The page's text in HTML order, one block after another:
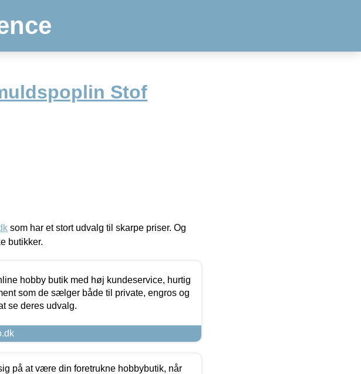
Stof
som har et stort udvalg til skarpe priser. Og
butikker.
hobby butik med høj kundeservice, hurtig
som de sælger både til private, engros og
se deres udvalg.
på at være din foretrukne hobbybutik, når